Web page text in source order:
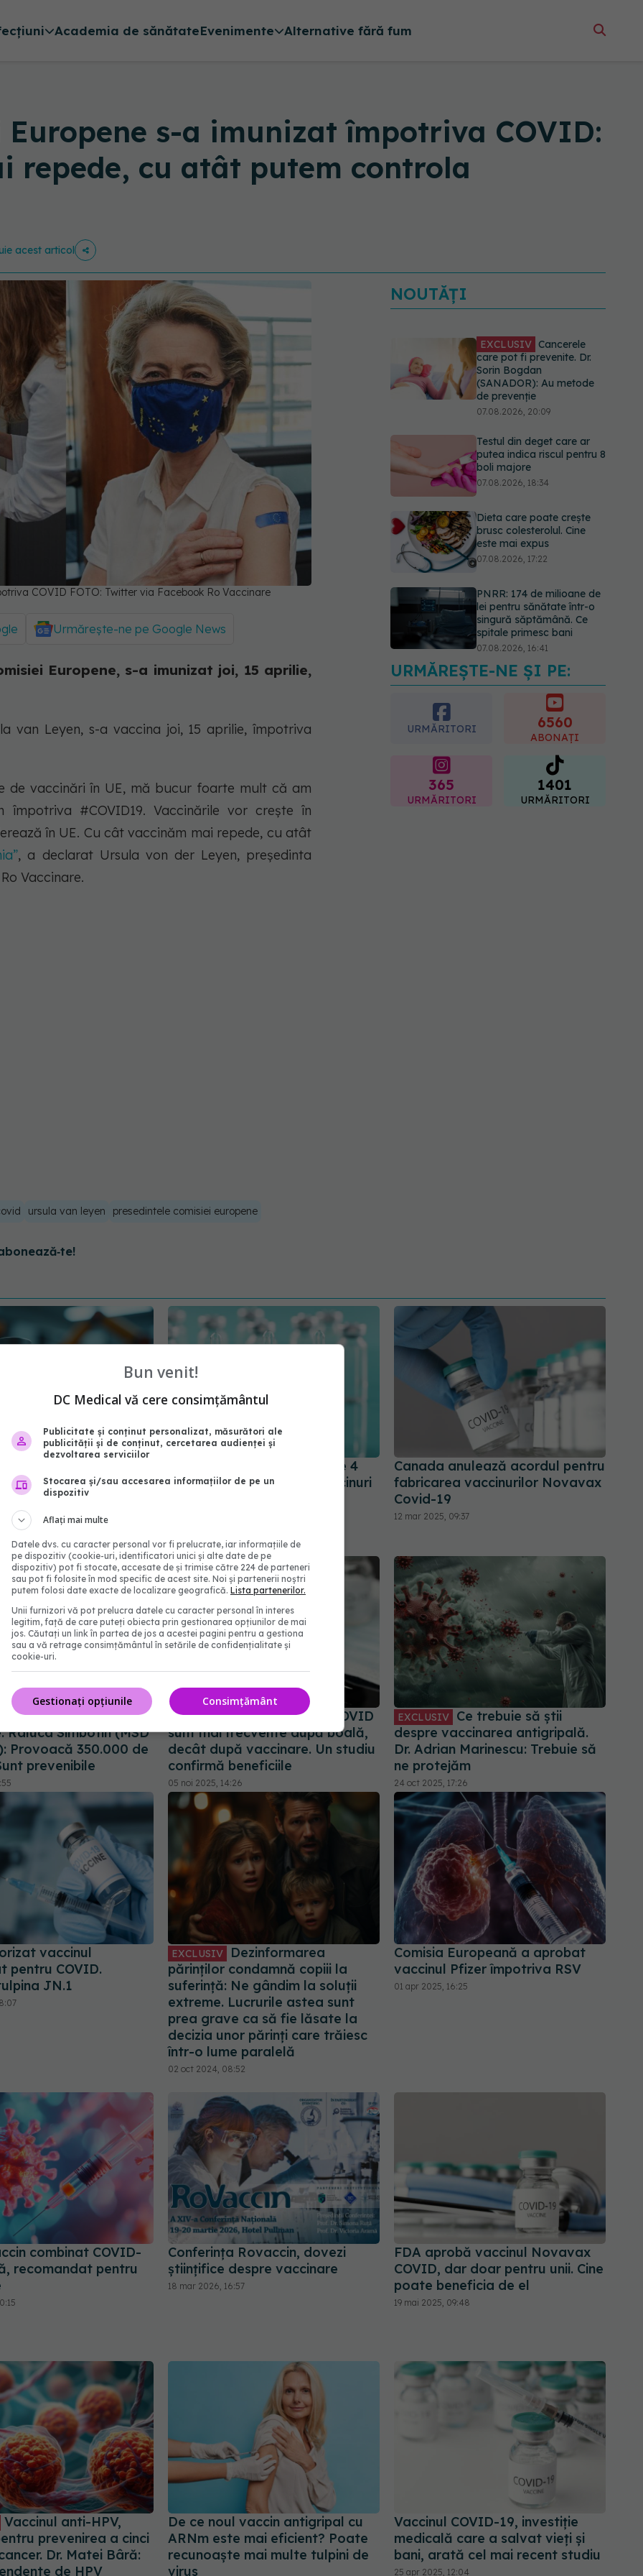
Academia de sănătateEvenimente Alternative fără fum
Europene s-a imunizat împotriva COVID:
repede, cu atât putem controla
acest articol
COVID FOTO: Twitter via Facebook Ro Vaccinare
Urmărește-ne pe Google News
Europene, s-a imunizat joi, 15 aprilie,
van Leyen, s-a vaccina joi, 15 aprilie, împotriva
de vaccinări în UE, mă bucur foarte mult că am
împotriva #COVID19. Vaccinările vor crește în
în UE. Cu cât vaccinăm mai repede, cu atât
, a declarat Ursula von der Leyen, președinta
Vaccinare.
ursula van leyen presedintele comisiei europene
NOUTĂȚI
EXCLUSIV Cancerele
care pot fi prevenite. Dr.
Sorin Bogdan
(SANADOR): Au metode
de prevenție
07.08.2026, 20:09
Testul din deget care ar
putea indica riscul pentru 8
boli majore
07.08.2026, 18:34
Dieta care poate crește
brusc colesterolul. Cine
este mai expus
07.08.2026, 17:22
PNRR: 174 de milioane de
lei pentru sănătate într-o
singură săptămână. Ce
spitale primesc bani
07.08.2026, 16:41
Ce spune culoarea ta
preferată despre vârsta
pe care o ai. Care este
"codul cromatic" al
URMĂREȘTE-NE ȘI PE:
URMĂRITORI 6560
ABONAȚI
365
URMĂRITORI
1401
URMĂRITORI
GRATUIT! De ce NU îl
Radu Vlădăreanu:
100%
UE a semnat un contract pe 4
ani cu Moderna pentru vaccinuri
Canada anulează acordul pentru
fabricarea vaccinurilor Novavax
Covid-19
12 mar 2025, 09:37
Cancerul de col uterin,
Raluca Sîmbotin (MSD
Provoacă 350.000 de
prevenibile
Complicațiile grave după COVID
sunt mai frecvente după boală,
decât după vaccinare. Un studiu
confirmă beneficiile
05 noi 2025, 14:26
EXCLUSIV
Ce trebuie să știi
despre vaccinarea antigripală.
Dr. Adrian Marinescu: Trebuie să
ne protejăm
24 oct 2025, 17:26
vaccinul
pentru COVID.
JN.1
EXCLUSIV
Dezinformarea
părinților condamnă copiii la
suferință: Ne gândim la soluții
extreme. Lucrurile astea sunt
prea grave ca să fie lăsate la
decizia unor părinți care trăiesc
într-o lume paralelă
02 oct 2024, 08:52
Comisia Europeană a aprobat
vaccinul Pfizer împotriva RSV
01 apr 2025, 16:25
combinat COVID-
recomandat pentru
Conferința Rovaccin, dovezi
științifice despre vaccinare
18 mar 2026, 16:57
FDA aprobă vaccinul Novavax
COVID, dar doar pentru unii. Cine
poate beneficia de el
19 mai 2025, 09:48
Vaccinul anti-HPV,
prevenirea a cinci
Dr. Matei Bâră:
de HPV
De ce noul vaccin antigripal cu
ARNm este mai eficient? Poate
recunoaște mai multe tulpini de
virus
Vaccinul COVID-19, investiție
medicală care a salvat vieți și
bani, arată cel mai recent studiu
25 apr 2025, 12:04
Bun venit!
DC Medical vă cere consimțământul
Publicitate și conținut personalizat, măsurători ale
publicității și de conținut, cercetarea audienței și
dezvoltarea serviciilor
Stocarea și/sau accesarea informațiilor de pe un
dispozitiv
Aflați mai multe
Datele dvs. cu caracter personal vor fi prelucrate, iar informațiile de
pe dispozitiv (cookie-uri, identificatori unici și alte date de pe
dispozitiv) pot fi stocate, accesate de și trimise către 224 de parteneri
sau pot fi folosite în mod specific de acest site. Noi și partenerii noștri
putem folosi date exacte de localizare geografică. Lista partenerilor.
Unii furnizori vă pot prelucra datele cu caracter personal în interes
legitim, față de care puteți obiecta prin gestionarea opțiunilor de mai
jos. Căutați un link în partea de jos a acestei pagini pentru a gestiona
sau a vă retrage consimțământul în setările de confidențialitate și
cookie-uri.
Consimțământ
Gestionați opțiunile